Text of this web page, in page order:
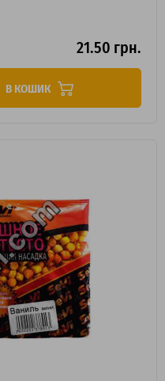
21.50 грн.
В КОШИК